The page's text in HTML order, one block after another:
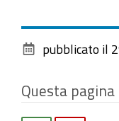
pubblicato il
Questa